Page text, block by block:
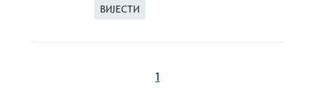
ВИЈЕСТИ
1